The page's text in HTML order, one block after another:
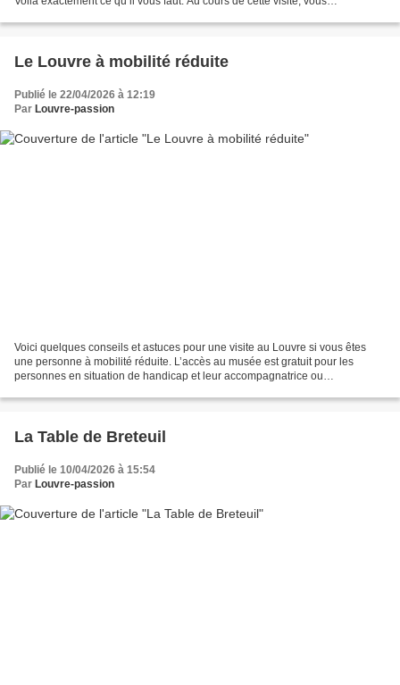
Le Louvre à mobilité réduite
Publié le 22/04/2026 à 12:19
Par Louvre-passion
Voici quelques conseils et astuces pour une visite au Louvre si vous êtes
une personne à mobilité réduite. L’accès au musée est gratuit pour les
personnes en situation de handicap et leur accompagnatrice ou
La Table de Breteuil
Publié le 10/04/2026 à 15:54
Par Louvre-passion